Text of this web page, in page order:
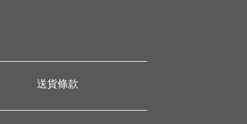
送貨條款